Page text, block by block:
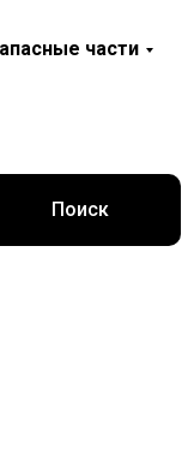
части
Поиск